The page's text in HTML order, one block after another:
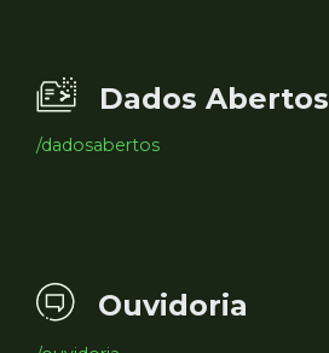
Dados Abertos
/dadosabertos
Ouvidoria